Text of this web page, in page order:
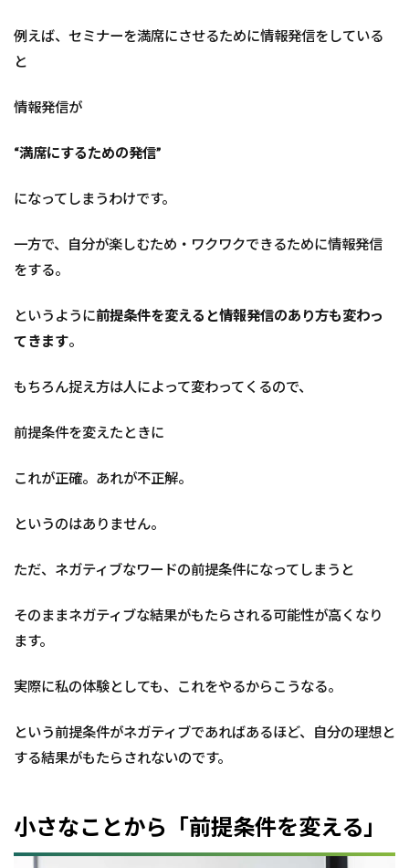
例えば、セミナーを満席にさせるために情報発信をしている
と
情報発信が
“満席にするための発信”
になってしまうわけです。
一方で、自分が楽しむため・ワクワクできるために情報発信
をする。
というように前提条件を変えると情報発信のあり方も変わっ
てきます。
もちろん捉え方は人によって変わってくるので、
前提条件を変えたときに
これが正確。あれが不正解。
というのはありません。
ただ、ネガティブなワードの前提条件になってしまうと
そのままネガティブな結果がもたらされる可能性が高くなり
ます。
実際に私の体験としても、これをやるからこうなる。
という前提条件がネガティブであればあるほど、自分の理想と
する結果がもたらされないのです。
小さなことから「前提条件を変える」